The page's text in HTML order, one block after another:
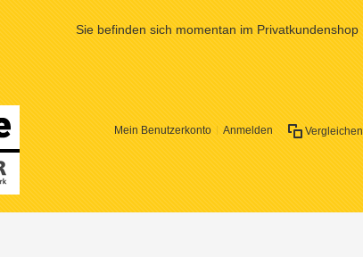
Sie befinden sich momentan im Privatkundenshop
Vergleichen
Mein Benutzerkonto Anmelden